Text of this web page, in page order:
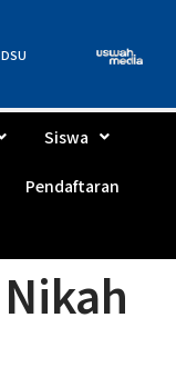
DSU
Siswa
Pendaftaran
Nikah